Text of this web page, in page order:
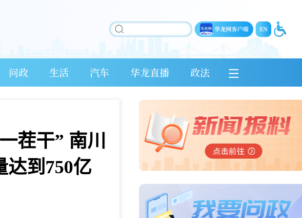
问政 生活 汽车 华龙直播 政法
茬干” 南川
达到750亿